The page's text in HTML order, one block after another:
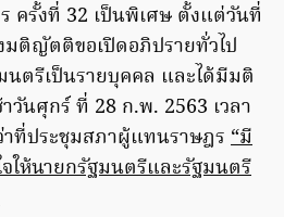
ครั้งที่ 32 เป็นพิเศษ ตั้งแต่วันที่
มติญัตติขอเปิดอภิปรายทั่วไป
นตรีเป็นรายบุคคล และได้มีมติ
วันศุกร์ ที่ 28 ก.พ. 2563 เวลา
ที่ประชุมสภาผู้แทนราษฎร “มี
จให้นายกรัฐมนตรีและรัฐมนตรี